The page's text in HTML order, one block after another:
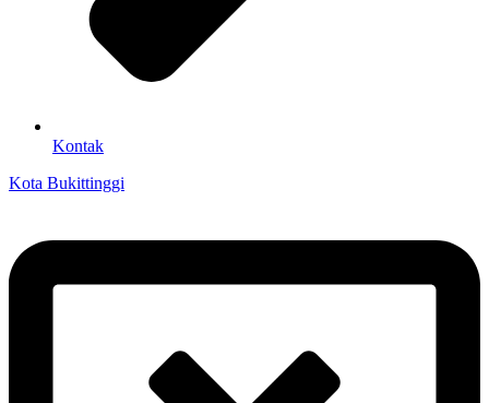
Kontak
Kota Bukittinggi